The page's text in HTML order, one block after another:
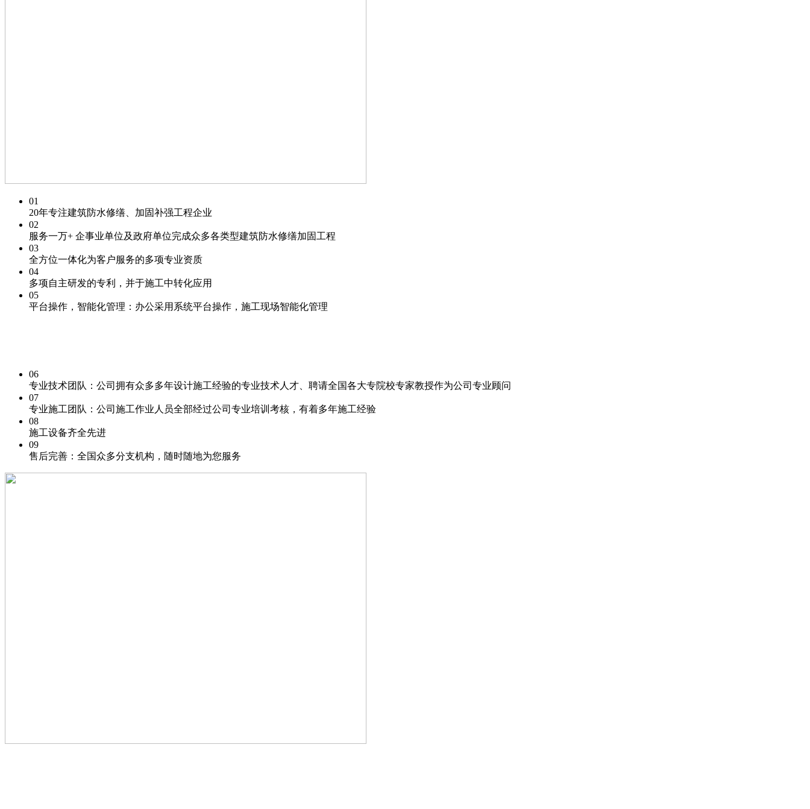
01
20年专注建筑防水修缮、加固补强工程企业
02
服务一万+ 企事业单位及政府单位完成众多各类型建筑防水修缮加固工程
03
全方位一体化为客户服务的多项专业资质
04
多项自主研发的专利
，并于施工中转化应用
05
平台操作， 智能化管理：办公采用系统平台操作，施工现场智能化管理
06
专业技术团队： 公司拥有众多多年设计施工经验的专业技术人才、聘请全国各大专院校专家教授作为公司专业顾问
07
专业施工团队： 公司施工作业人员全部经过公司专业培训考核，有着多年施工经验
08
施工设备齐全先进
09
售后完善： 全国众多分支机构，随时随地为您服务